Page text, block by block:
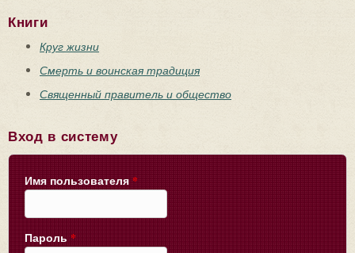
Книги
Круг жизни
Смерть и воинская традиция
Священный правитель и общество
Вход в систему
Имя пользователя *
Пароль *